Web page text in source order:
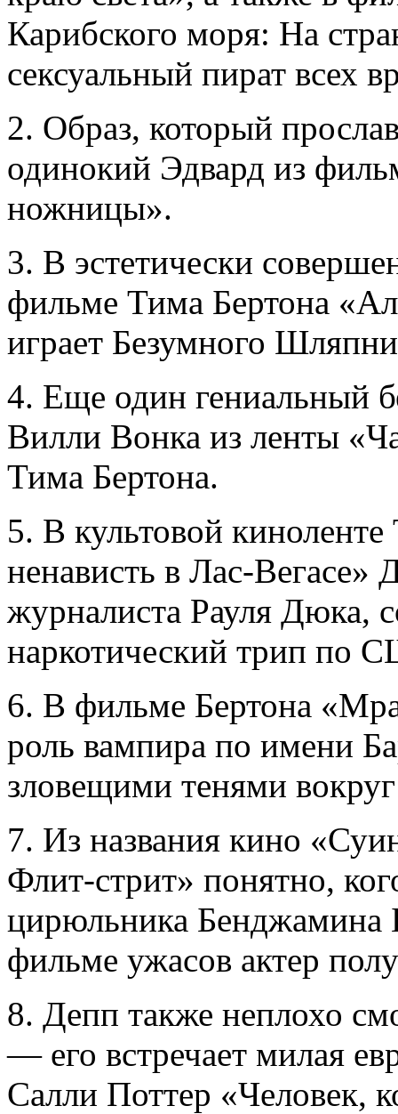
Карибского моря: На
сексуальный пират всех
2. Образ, который
одинокий Эдвард из
ножницы».
3. В эстетически
фильме Тима Бертона
играет Безумного
4. Еще один гениальный
Вилли Вонка из ленты
Тима Бертона.
5. В культовой
ненависть в Лас-
журналиста Рауля Дюка,
наркотический трип по
6. В фильме Бертона
роль вампира по имени
зловещими тенями вокруг
7. Из названия кино
Флит-стрит» понятно,
цирюльника Бенджамина
фильме ужасов актер
8. Депп также неплохо
— его встречает милая
Салли Поттер «Человек,